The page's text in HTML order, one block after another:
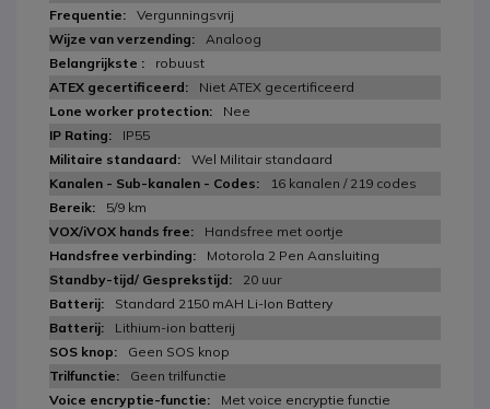
Vergunningsvrij
Analoog
robuust
Niet ATEX gecertificeerd
Nee
IP55
Wel Militair standaard
16 kanalen / 219 codes
5/9 km
Handsfree met oortje
Motorola 2 Pen Aansluiting
20 uur
Standard 2150 mAH Li-Ion Battery
Lithium-ion batterij
Geen SOS knop
Geen trilfunctie
Met voice encryptie functie